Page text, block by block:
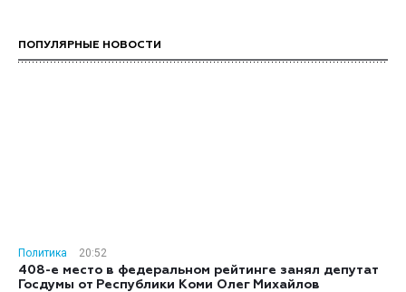
ПОПУЛЯРНЫЕ НОВОСТИ
Политика
20:52
408-е место в федеральном рейтинге занял депутат
Госдумы от Республики Коми Олег Михайлов